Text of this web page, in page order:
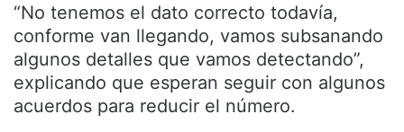
“No tenemos el dato correcto todavía,
conforme van llegando, vamos subsanando
algunos detalles que vamos detectando”,
explicando que esperan seguir con algunos
acuerdos para reducir el número.